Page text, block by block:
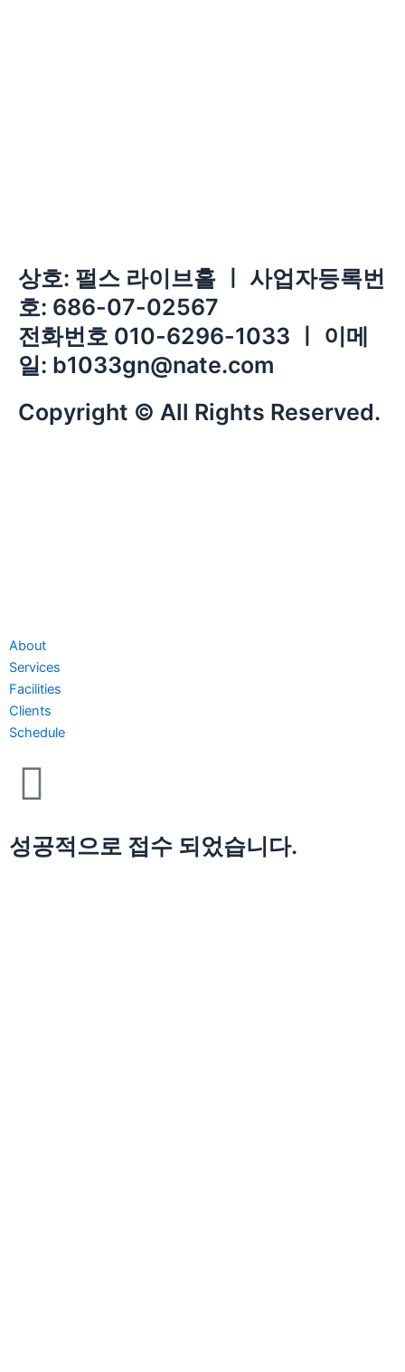
상호: 펄스 라이브홀 ㅣ 사업자등록번
호: 686-07-02567
전화번호 010-6296-1033 ㅣ 이메
일: b1033gn@nate.com
Copyright © All Rights Reserved.
About
Services
Facilities
Clients
Schedule
성공적으로 접수 되었습니다.